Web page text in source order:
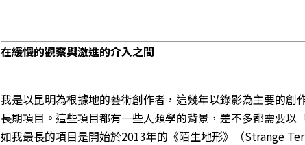
在緩慢的觀察與激進的介入之間
我是以昆明為根據地的藝術創作者，這幾年以錄影為主要的創
長期項目。這些項目都有一些人類學的背景，差不多都需要以
如我最長的項目是開始於2013年的《陌生地形》（Strange